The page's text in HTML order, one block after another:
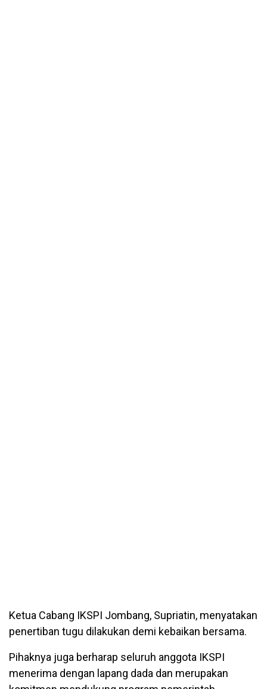
Ketua Cabang IKSPI Jombang, Supriatin, menyatakan
penertiban tugu dilakukan demi kebaikan bersama.
Pihaknya juga berharap seluruh anggota IKSPI
menerima dengan lapang dada dan merupakan